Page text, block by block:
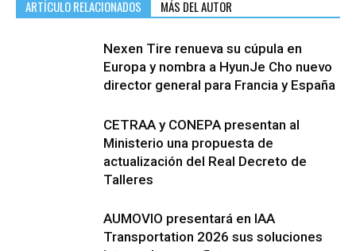
ARTÍCULO RELACIONADOS MÁS DEL AUTOR
Nexen Tire renueva su cúpula en
Europa y nombra a HyunJe Cho nuevo
director general para Francia y España
CETRAA y CONEPA presentan al
Ministerio una propuesta de
actualización del Real Decreto de
Talleres
AUMOVIO presentará en IAA
Transportation 2026 sus soluciones